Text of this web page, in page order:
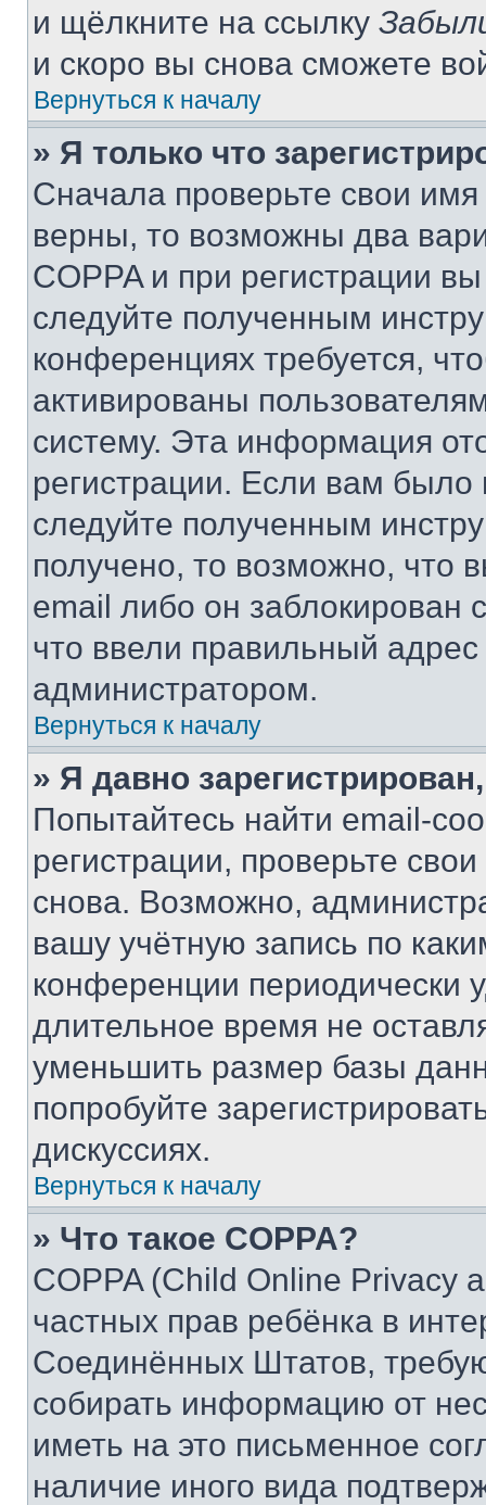
и щёлкните на ссылку
и скоро вы снова сможете
Вернуться к началу
» Я только что
Сначала проверьте свои
верны, то возможны два
COPPA и при регистрации
следуйте полученным
конференциях требуется,
активированы
систему. Эта информация
регистрации. Если вам
следуйте полученным
получено, то возможно, что
email либо он
что ввели правильный адрес
администратором.
Вернуться к началу
» Я давно
Попытайтесь найти email-
регистрации, проверьте
снова. Возможно,
вашу учётную запись по
конференции периодически
длительное время не
уменьшить размер базы
попробуйте
дискуссиях.
Вернуться к началу
» Что такое COPPA?
COPPA (Child Online Privacy
частных прав ребёнка в
Соединённых Штатов,
собирать информацию от
иметь на это письменное
наличие иного вида